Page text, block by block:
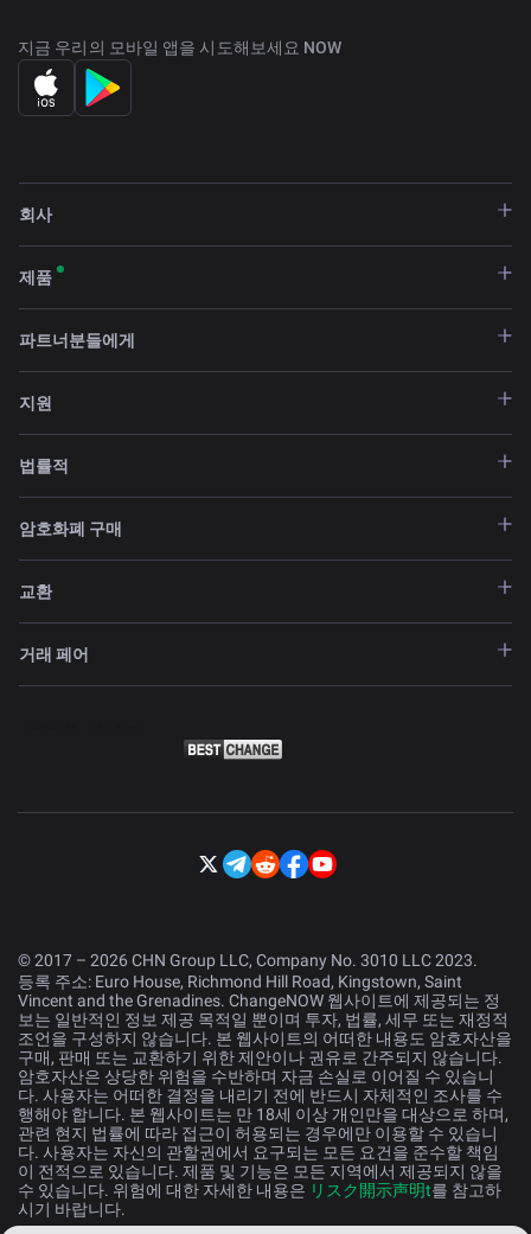
지금 우리의 모바일 앱을 시도해보세요 NOW
회사
제품
파트너분들에게
지원
법률적
암호화폐 구매
교환
거래 페어
© 2017 – 2026 CHN Group LLC, Company No. 3010 LLC 2023.
등록 주소: Euro House, Richmond Hill Road, Kingstown, Saint
Vincent and the Grenadines. ChangeNOW 웹사이트에 제공되는 정
보는 일반적인 정보 제공 목적일 뿐이며 투자, 법률, 세무 또는 재정적
조언을 구성하지 않습니다. 본 웹사이트의 어떠한 내용도 암호자산을
구매, 판매 또는 교환하기 위한 제안이나 권유로 간주되지 않습니다.
암호자산은 상당한 위험을 수반하며 자금 손실로 이어질 수 있습니
다. 사용자는 어떠한 결정을 내리기 전에 반드시 자체적인 조사를 수
행해야 합니다. 본 웹사이트는 만 18세 이상 개인만을 대상으로 하며,
관련 현지 법률에 따라 접근이 허용되는 경우에만 이용할 수 있습니
다. 사용자는 자신의 관할권에서 요구되는 모든 요건을 준수할 책임
이 전적으로 있습니다. 제품 및 기능은 모든 지역에서 제공되지 않을
수 있습니다. 위험에 대한 자세한 내용은 リスク開示声明t를 참고하
시기 바랍니다.